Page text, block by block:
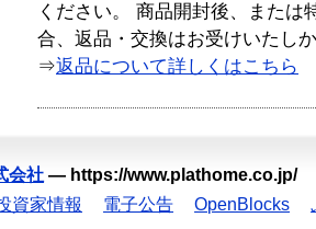
ください。 商品開封後、または
合、返品・交換はお受けいたし
⇒返品について詳しくはこちら
会社 — https://www.plathome.co.jp/
資家情報 電子公告 OpenBlocks